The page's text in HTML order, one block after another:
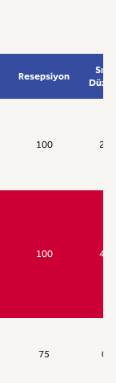
Resepsiyon
Sınıf
100 24
100 48
75 0